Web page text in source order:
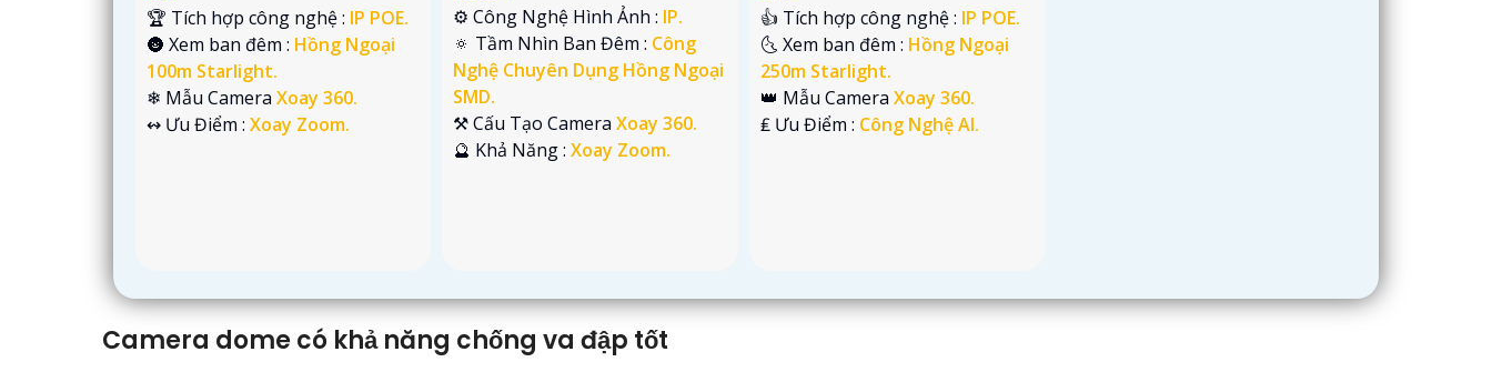
🏆 Tích hợp công nghệ : IP POE.
🌚 Xem ban đêm : Hồng Ngoại
100m Starlight.
❄ Mẫu Camera Xoay 360.
️↭ Ưu Điểm : Xoay Zoom.
⚙ Công Nghệ Hình Ảnh : IP.
🔅 Tầm Nhìn Ban Đêm : Công
Nghệ Chuyên Dụng Hồng Ngoại
SMD.
⚒ Cấu Tạo CameraXoay 360.
️🔮 Khả Năng :Xoay Zoom.
👍 Tích hợp công nghệ : IP POE.
🌜 Xem ban đêm : Hồng Ngoại
250m Starlight.
👑 Mẫu Camera Xoay 360.
️₤ Ưu Điểm : Công Nghệ AI.
Camera dome có khả năng chống va đập tốt